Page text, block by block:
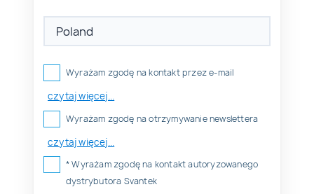
Wyrażam zgodę na kontakt przez e-mail
czytaj więcej...
Wyrażam zgodę na otrzymywanie newslettera
czytaj więcej...
* Wyrażam zgodę na kontakt autoryzowanego
dystrybutora Svantek